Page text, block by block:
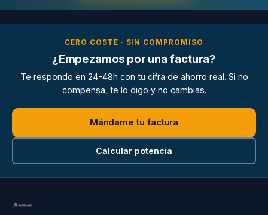
CERO COSTE · SIN COMPROMISO
¿Empezamos por una factura?
Te respondo en 24-48h con tu cifra de ahorro real. Si no
compensa, te lo digo y no cambias.
Mándame tu factura
Calcular potencia